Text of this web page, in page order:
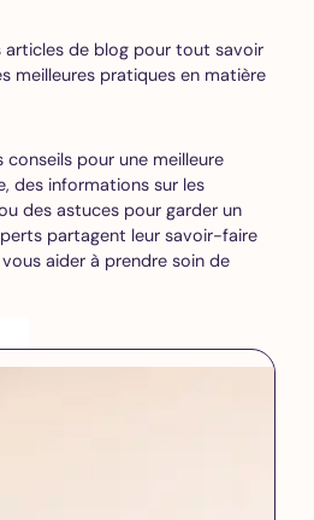
articles de blog pour tout savoir
meilleures pratiques en matière
conseils pour une meilleure
des informations sur les
des astuces pour garder un
partagent leur savoir-faire
aider à prendre soin de